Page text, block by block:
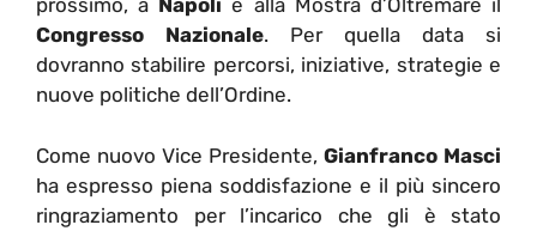
prossimo, a Napoli e alla Mostra d’Oltremare il
Congresso Nazionale. Per quella data si
dovranno stabilire percorsi, iniziative, strategie e
nuove politiche dell’Ordine.
Come nuovo Vice Presidente, Gianfranco Masci
ha espresso piena soddisfazione e il più sincero
ringraziamento per l’incarico che gli è stato